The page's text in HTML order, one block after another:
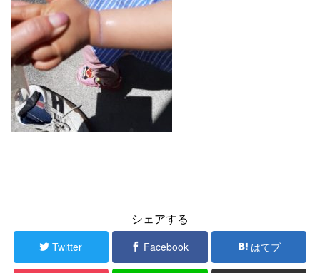
シェアする
Twitter Facebook はてブ